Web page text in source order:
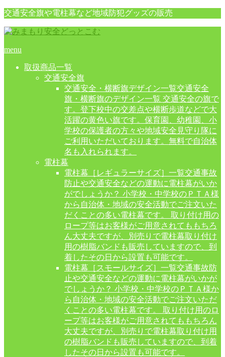
交通安全旗や電柱幕など地域防犯グッズの販売
menu
取扱商品一覧
交通安全旗
交通安全・横断旗デザイン一覧交通安全
旗・横断旗のデザイン一覧 交通安全の旗で
す。登下校中の交差点や横断歩道などで大
活躍の黄色い旗です。保育園、幼稚園、小
学校の保護者の方々や地域安全見守り隊に
ご利用いただいております。無料で自治体
名も入れられます。
電柱幕
電柱幕［レギュラーサイズ］一覧交通事故
防止や交通安全などの運動に電柱幕がいか
がでしょうか？ 小学校・中学校のＰＴＡ様
から自治体・地域の安全活動でご注文いた
だくことの多い電柱幕です。 取り付け用の
ロープ等はお客様がご用意されてももちろ
ん大丈夫ですが、別売りで電柱幕取り付け
用の樹脂バンドも販売していますので、到
着したその日から設置も可能です。
電柱幕［スモールサイズ］一覧交通事故防
止や交通安全などの運動に電柱幕がいかが
でしょうか？ 小学校・中学校のＰＴＡ様か
ら自治体・地域の安全活動でご注文いただ
くことの多い電柱幕です。 取り付け用のロ
ープ等はお客様がご用意されてももちろん
大丈夫ですが、別売りで電柱幕取り付け用
の樹脂バンドも販売していますので、到着
したその日から設置も可能です。